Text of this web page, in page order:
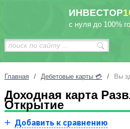
ИНВЕСТОР
с нуля до 100%
Главная / Дебетовые карты 💳 / Вы
Доходная карта
Открытие
Добавить к сравнению